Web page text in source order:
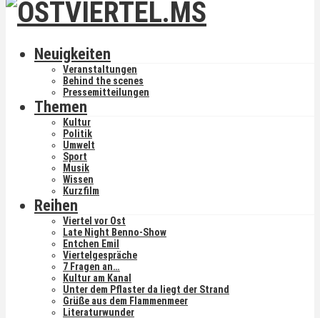
Neuigkeiten
Veranstaltungen
Behind the scenes
Pressemitteilungen
Themen
Kultur
Politik
Umwelt
Sport
Musik
Wissen
Kurzfilm
Reihen
Viertel vor Ost
Late Night Benno-Show
Entchen Emil
Viertelgespräche
7 Fragen an…
Kultur am Kanal
Unter dem Pflaster da liegt der Strand
Grüße aus dem Flammenmeer
Literaturwunder